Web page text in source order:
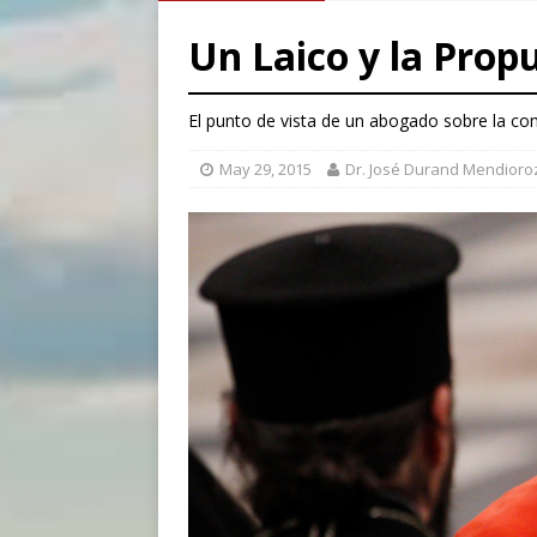
[ August 6, 2026 ] Bishop
[ August 6, 2026 ] Federal
Un Laico y la
El punto de vista de un abogado sobre la
May 29, 2015 Dr. José Durand